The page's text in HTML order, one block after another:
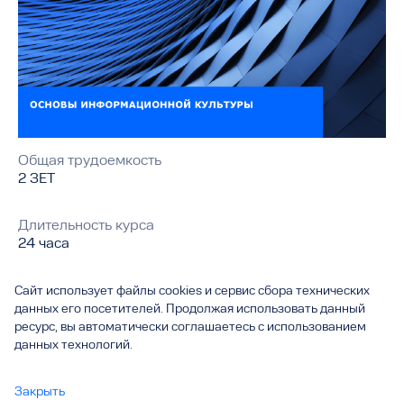
Общая трудоемкость
2 ЗЕТ
Длительность курса
24 часа
перейти в курс
В курсе речь пойдет о принципах работы и компонентах
системой Windows. В курсе наглядно рассматриваются
Сайт использует файлы cookies и сервис сбора технических
данных его посетителей. Продолжая использовать данный
ресурс, вы автоматически соглашаетесь с использованием
данных технологий.
Закрыть